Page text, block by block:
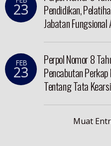
23
Pendidikan,
Jabatan
FEB
23
Perpol Nomor 8
Pencabutan
Tentang Tata
Muat